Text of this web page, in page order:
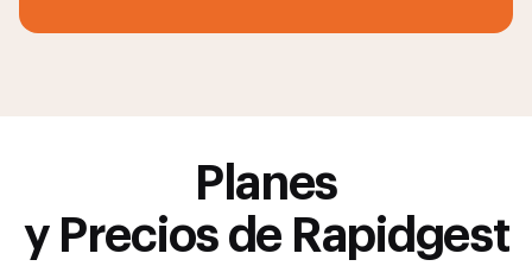
Planes
y Precios de Rapidgest